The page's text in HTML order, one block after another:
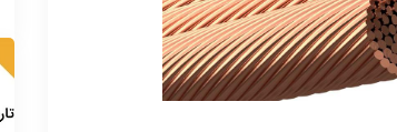
مهتابی اضطراری شارژی
مهتابی